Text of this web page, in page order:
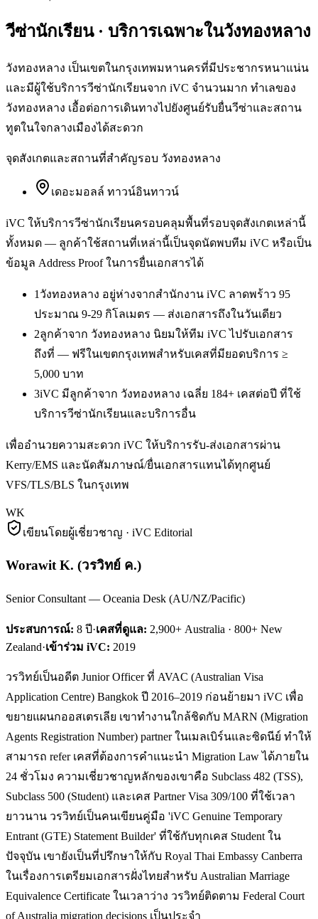
วีซ่านักเรียน· บริการเฉพาะในวังทองหลาง
วังทองหลาง เป็นเขตในกรุงเทพมหานครที่มีประชากรหนาแน่น
และมีผู้ใช้บริการวีซ่านักเรียนจาก iVC จำนวนมาก ทำเลของ
วังทองหลาง เอื้อต่อการเดินทางไปยังศูนย์รับยื่นวีซ่าและสถาน
ทูตในใจกลางเมืองได้สะดวก
จุดสังเกตและสถานที่สำคัญรอบ วังทองหลาง
เดอะมอลล์ ทาวน์อินทาวน์
iVC ให้บริการวีซ่านักเรียนครอบคลุมพื้นที่รอบจุดสังเกตเหล่านี้
ทั้งหมด — ลูกค้าใช้สถานที่เหล่านี้เป็นจุดนัดพบทีม iVC หรือเป็น
ข้อมูล Address Proof ในการยื่นเอกสารได้
1วังทองหลาง อยู่ห่างจากสำนักงาน iVC ลาดพร้าว 95
ประมาณ 9-29 กิโลเมตร — ส่งเอกสารถึงในวันเดียว
2ลูกค้าจาก วังทองหลาง นิยมให้ทีม iVC ไปรับเอกสาร
ถึงที่ — ฟรีในเขตกรุงเทพสำหรับเคสที่มียอดบริการ ≥
5,000 บาท
3iVC มีลูกค้าจาก วังทองหลาง เฉลี่ย 184+ เคสต่อปี ที่ใช้
บริการวีซ่านักเรียนและบริการอื่น
เพื่ออำนวยความสะดวก iVC ให้บริการรับ-ส่งเอกสารผ่าน
Kerry/EMS และนัดสัมภาษณ์/ยื่นเอกสารแทนได้ทุกศูนย์
VFS/TLS/BLS ในกรุงเทพ
WK
เขียนโดยผู้เชี่ยวชาญ · iVC Editorial
Worawit K. (วรวิทย์ ค.)
Senior Consultant — Oceania Desk (AU/NZ/Pacific)
ประสบการณ์: 8 ปี·เคสที่ดูแล: 2,900+ Australia · 800+ New
Zealand·เข้าร่วม iVC: 2019
วรวิทย์เป็นอดีต Junior Officer ที่ AVAC (Australian Visa
Application Centre) Bangkok ปี 2016–2019 ก่อนย้ายมา iVC เพื่อ
ขยายแผนกออสเตรเลีย เขาทำงานใกล้ชิดกับ MARN (Migration
Agents Registration Number) partner ในเมลเบิร์นและซิดนีย์ ทำให้
สามารถ refer เคสที่ต้องการคำแนะนำ Migration Law ได้ภายใน
24 ชั่วโมง ความเชี่ยวชาญหลักของเขาคือ Subclass 482 (TSS),
Subclass 500 (Student) และเคส Partner Visa 309/100 ที่ใช้เวลา
ยาวนาน วรวิทย์เป็นคนเขียนคู่มือ 'iVC Genuine Temporary
Entrant (GTE) Statement Builder' ที่ใช้กับทุกเคส Student ใน
ปัจจุบัน เขายังเป็นที่ปรึกษาให้กับ Royal Thai Embassy Canberra
ในเรื่องการเตรียมเอกสารฝั่งไทยสำหรับ Australian Marriage
Equivalence Certificate ในเวลาว่าง วรวิทย์ติดตาม Federal Court
of Australia migration decisions เป็นประจำ